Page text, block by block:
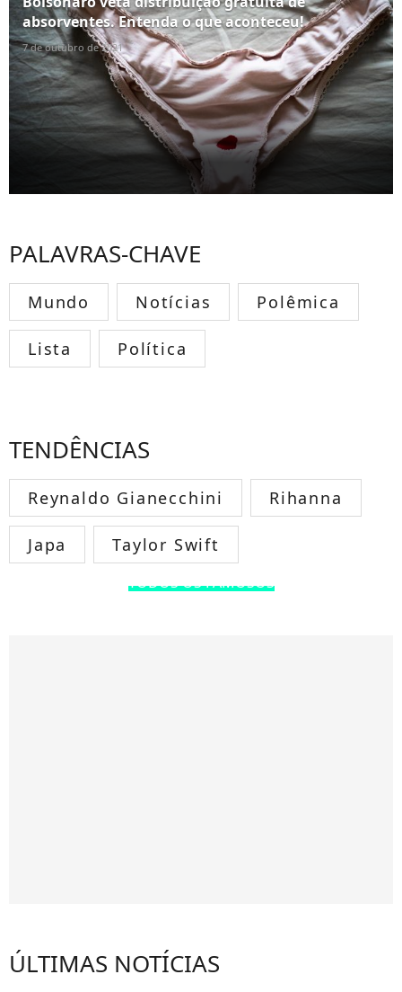
absorventes. Entenda o que aconteceu!
7 de outubro de 2021
PALAVRAS-CHAVE
Mundo Notícias Polêmica
Lista Política
TENDÊNCIAS
Reynaldo Gianecchini Rihanna
Japa Taylor Swift
TODOS OS FAMOSOS
ÚLTIMAS NOTÍCIAS